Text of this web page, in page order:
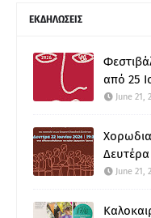
ΕΚΔΗΛΩΣΕΙΣ
από 25
June 21,
Δευτέρα
June 21,